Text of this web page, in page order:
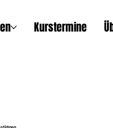
Kurstermine